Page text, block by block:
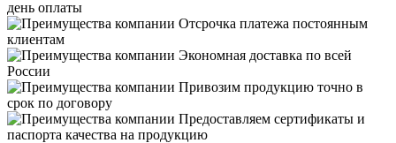
день оплаты
Отсрочка платежа постоянным
клиентам
Экономная доставка по всей
России
Привозим продукцию точно в
срок по договору
Предоставляем сертификаты и
паспорта качества на продукцию